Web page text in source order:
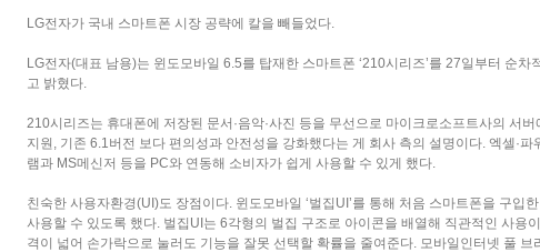
LG전자가 국내 스마트폰 시장 공략에 칼을 빼들었다.
LG전자(대표 남용)는 윈도모바일 6.5를 탑재한 스마트폰 ‘210시리즈’를 27일부터 순
고 밝혔다.
210시리즈는 휴대폰에 저장된 문서·음악·사진 등을 무선으로 마이크로소프트사의 서버
지원, 기존 6.1버전 보다 편의성과 안전성을 강화했다는 게 회사 측의 설명이다. 엑셀·파
램과 MS메신저 등을 PC와 연동해 소비자가 쉽게 사용할 수 있게 했다.
친숙한 사용자환경(UI)도 장점이다. 윈도모바일 ‘벌집UI’를 통해 처음 스마트폰을 구입
사용할 수 있도록 했다. 벌집UI는 6각형의 벌집 구조로 아이콘을 배열해 직관적인 사용
격이 넓어 손가락으로 눌러도 기능을 잘못 선택할 확률을 줄여준다. 모바일인터넷 풀 브